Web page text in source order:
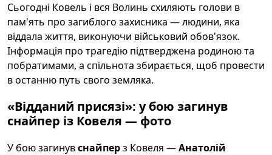
Сьогодні Ковель і вся Волинь схиляють голови в
пам'ять про загиблого захисника — людини, яка
віддала життя, виконуючи військовий обов'язок.
Інформація про трагедію підтверджена родиною та
побратимами, а спільнота збирається, щоб провести
в останню путь свого земляка.
«Відданий присязі»: у бою загинув
снайпер із Ковеля — фото
У бою загинувснайперз Ковеля —Анатолій